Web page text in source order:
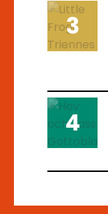
3
4